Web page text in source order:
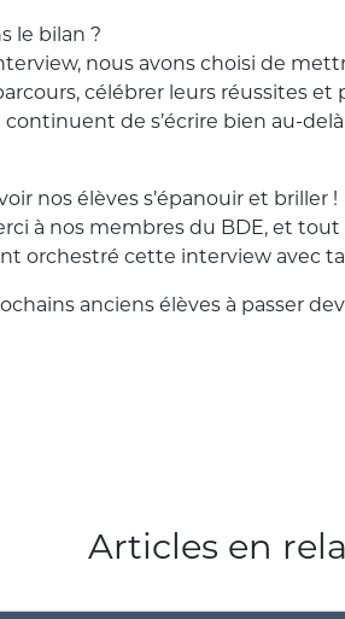
le bilan ?
nous avons choisi de
célébrer leurs réussites et
de s’écrire bien au-
nos élèves s’épanouir et briller !
à nos membres du BDE, et
orchestré cette interview avec
anciens élèves à passer
Articles en